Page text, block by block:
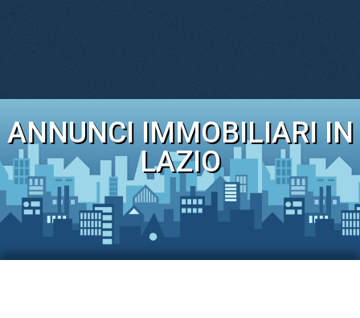
ANNUNCI IMMOBILIARI IN
LAZIO